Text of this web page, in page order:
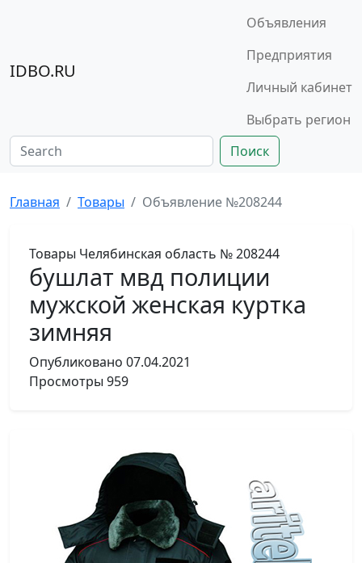
IDBO.RU
Объявления
Предприятия
Личный кабинет
Выбрать регион
Поиск
Главная Товары Объявление №208244
Товары Челябинская область № 208244
бушлат мвд полиции
мужской женская куртка
зимняя
Опубликовано 07.04.2021
Просмотры 959